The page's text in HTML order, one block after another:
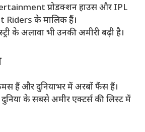
प्रोडक्शन हाउस और IPL
Riders के मालिक हैं।
के अलावा भी उनकी अमीरी बढ़ी है।
हैं और दुनियाभर में अरबों फैंस हैं।
के सबसे अमीर एक्टर्स की लिस्ट में